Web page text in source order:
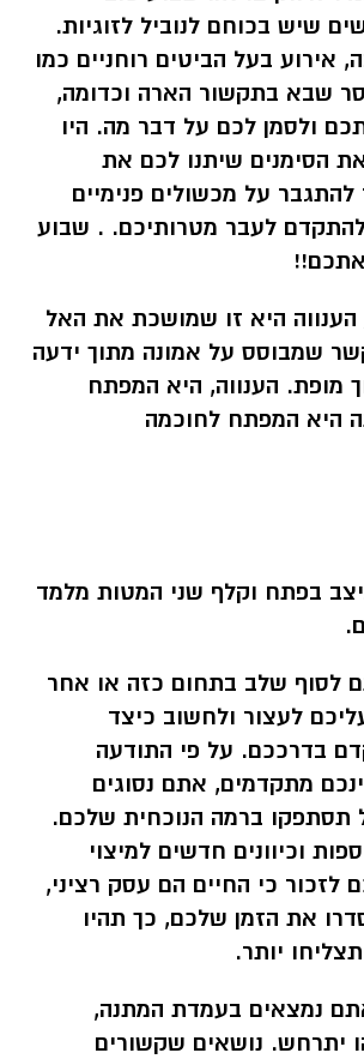
שיש בכוחם לנוביל לזוגיות.
אירוע בעל הביטים רוחניים כמו
שבא בתקשור הארה וכדומה,
ולסמן לכם על דבר מה. היו
הסימנים שיתנו לכם את
על מכשולים פנימיים
לעבר מטרותיכם. . שבוע
אתכם!!
הענווה היא זו שמושכת את האל
שמבוסס על אמונה מתוך ידעה
מופת. הענווה, היא המפתח
היא המפתח לחוכמה
בפתח וקלף שני המטות מלמד
לסוף שלב בתחום כזה או אחר
לעצור ולחשוב כיצד
בדרככם. על פי התודעה
מתקדמים, אתם נסוגים
תסתפקו ברמה הנוכחית שלכם.
וכיוונים חדשים למיצוי
לזכור כי החיים הם עסק רציני,
את הזמן שלכם, כך תהיו
יותר.
נמצאים בעמדת המתנה,
יתרחש. נושאים שקשורים